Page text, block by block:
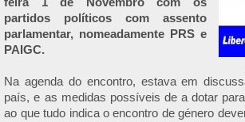
partidos políticos com assento
parlamentar, nomeadamente PRS e
PAIGC.
Na agenda do encontro, estava em
país, e as medidas possíveis de a dotar
ao que tudo indica o encontro de género